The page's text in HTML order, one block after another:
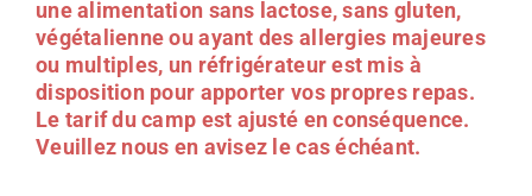
une alimentation sans lactose, sans gluten,
végétalienne ou ayant des allergies majeures
ou multiples, un réfrigérateur est mis à
disposition pour apporter vos propres repas.
Le tarif du camp est ajusté en conséquence.
Veuillez nous en avisez le cas échéant.